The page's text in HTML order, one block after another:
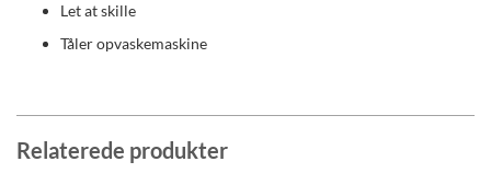
Let at skille
Tåler opvaskemaskine
Relaterede produkter